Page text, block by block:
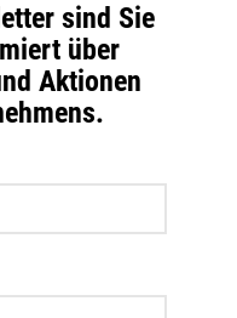
Aktivfasertuch
sind Sie
über
Aktionen